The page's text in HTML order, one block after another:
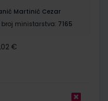
Martinić Cezar
broj ministarstva: 7165
€